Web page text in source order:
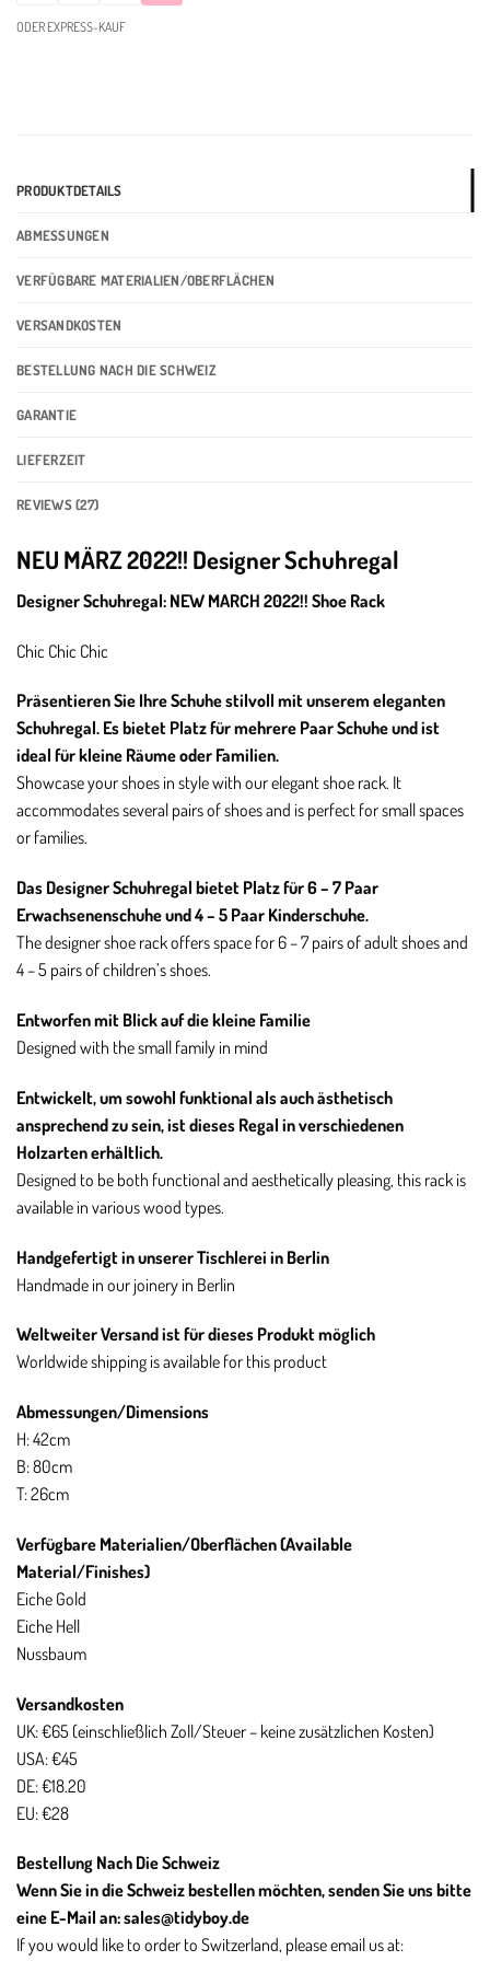
ODER EXPRESS-KAUF
PRODUKTDETAILS
ABMESSUNGEN
VERFÜGBARE MATERIALIEN/OBERFLÄCHEN
VERSANDKOSTEN
BESTELLUNG NACH DIE SCHWEIZ
GARANTIE
LIEFERZEIT
REVIEWS (27)
NEU MÄRZ 2022!! Designer Schuhregal
Designer Schuhregal: NEW MARCH 2022!! Shoe Rack
Chic Chic Chic
Präsentieren Sie Ihre Schuhe stilvoll mit unserem eleganten
Schuhregal. Es bietet Platz für mehrere Paar Schuhe und ist
ideal für kleine Räume oder Familien.
Showcase your shoes in style with our elegant shoe rack. It
accommodates several pairs of shoes and is perfect for small spaces
or families.
Das Designer Schuhregal bietet Platz für 6 – 7 Paar
Erwachsenenschuhe und 4 – 5 Paar Kinderschuhe.
The designer shoe rack offers space for 6 – 7 pairs of adult shoes and
4 – 5 pairs of children’s shoes.
Entworfen mit Blick auf die kleine Familie
Designed with the small family in mind
Entwickelt, um sowohl funktional als auch ästhetisch
ansprechend zu sein, ist dieses Regal in verschiedenen
Holzarten erhältlich.
Designed to be both functional and aesthetically pleasing, this rack is
available in various wood types.
Handgefertigt in unserer Tischlerei in Berlin
Handmade in our joinery in Berlin
Weltweiter Versand ist für dieses Produkt möglich
Worldwide shipping is available for this product
Abmessungen/Dimensions
H: 42cm
B: 80cm
T: 26cm
Verfügbare Materialien/Oberflächen (Available
Material/Finishes)
Eiche Gold
Eiche Hell
Nussbaum
Versandkosten
UK: €65 (einschließlich Zoll/Steuer – keine zusätzlichen Kosten)
USA: €45
DE: €18.20
EU: €28
Bestellung Nach Die Schweiz
Wenn Sie in die Schweiz bestellen möchten, senden Sie uns bitte
eine E-Mail an:sales@tidyboy.de
If you would like to order to Switzerland, please email us at: